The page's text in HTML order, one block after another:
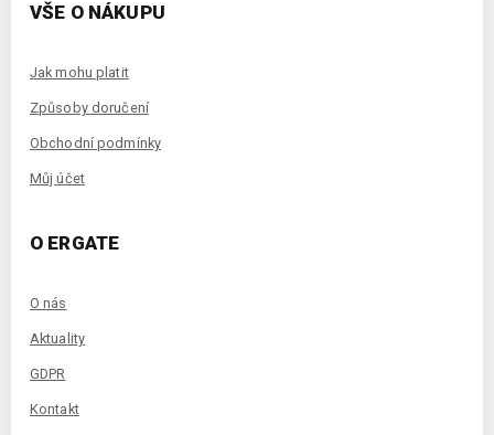
VŠE O NÁKUPU
Jak mohu platit
Způsoby doručení
Obchodní podmínky
Můj účet
O ERGATE
O nás
Aktuality
GDPR
Kontakt